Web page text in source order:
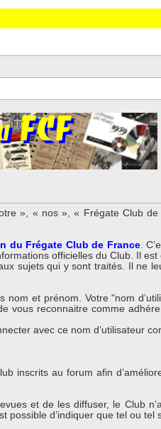
», « nos », « Frégate Club
du Frégate Club de France.
officielles du Club. Il
sujets qui y sont traités. Il ne
et prénom. Votre "nom
vous reconnaitre comme
avec ce nom d’utilisateur
inscrits au forum afin
et de les diffuser, le Club
d’indiquer que tel ou